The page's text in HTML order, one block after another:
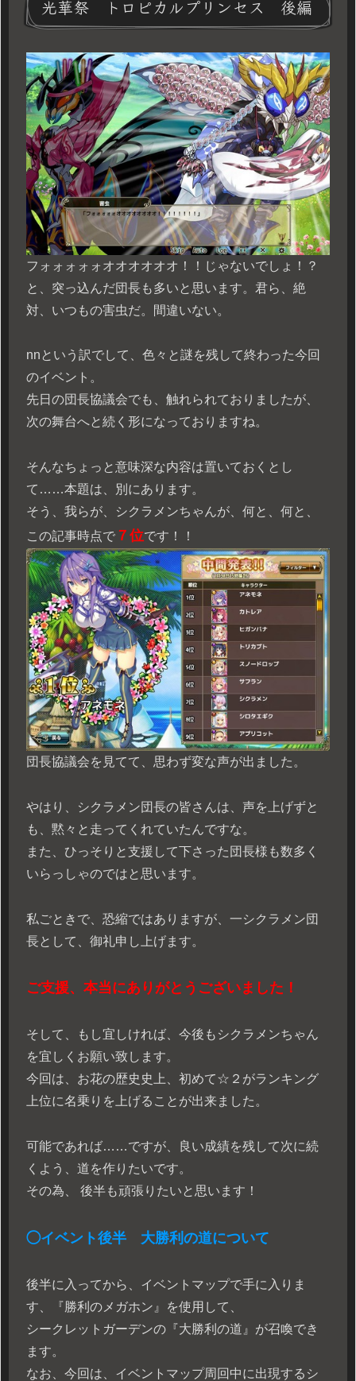
光華祭 トロピカルプリンセス 後編
フォォォォォオオオオオオ！！じゃないでしょ！？
と、突っ込んだ団長も多いと思います。君ら、絶
対、いつもの害虫だ。間違いない。
nnという訳でして、色々と謎を残して終わった今回
のイベント。
先日の団長協議会でも、触れられておりましたが、
次の舞台へと続く形になっておりますね。
そんなちょっと意味深な内容は置いておくとし
て……本題は、別にあります。
そう、我らが、シクラメンちゃんが、何と、何と、
この記事時点で ７位です！！
団長協議会を見てて、思わず変な声が出ました。
やはり、シクラメン団長の皆さんは、声を上げずと
も、黙々と走ってくれていたんですな。
また、ひっそりと支援して下さった団長様も数多く
いらっしゃのではと思います。
私ごときで、恐縮ではありますが、一シクラメン団
長として、御礼申し上げます。
ご支援、本当にありがとうございました！
そして、もし宜しければ、今後もシクラメンちゃん
を宜しくお願い致します。
今回は、お花の歴史史上、初めて☆２がランキング
上位に名乗りを上げることが出来ました。
可能であれば……ですが、良い成績を残して次に続
くよう、道を作りたいです。
その為、 後半も頑張りたいと思います！
◯イベント後半 大勝利の道について
後半に入ってから、イベントマップで手に入りま
す、『勝利のメガホン』を使用して、
シークレットガーデンの『大勝利の道』が召喚でき
ます。
なお、今回は、イベントマップ周回中に出現するシ